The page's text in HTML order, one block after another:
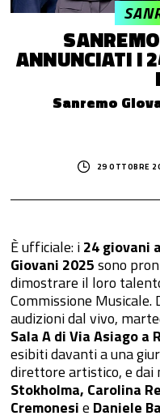
ANNUNCIATI I
Sanremo
29 OTTOBRE
È ufficiale: i24 giovani
Giovani 2025sono
dimostrare il loro
Commissione
audizioni dal vivo,
Sala A di Via Asiago a
esibiti davanti a una
direttore artistico, e dai
Stokholma, Carolina
Cremonesie Daniele